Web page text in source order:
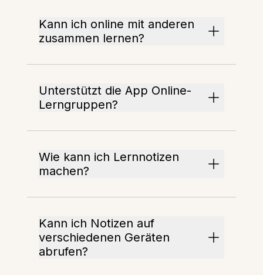
Kann ich online mit anderen
zusammen lernen?
Unterstützt die App Online-
Lerngruppen?
Wie kann ich Lernnotizen
machen?
Kann ich Notizen auf
verschiedenen Geräten
abrufen?